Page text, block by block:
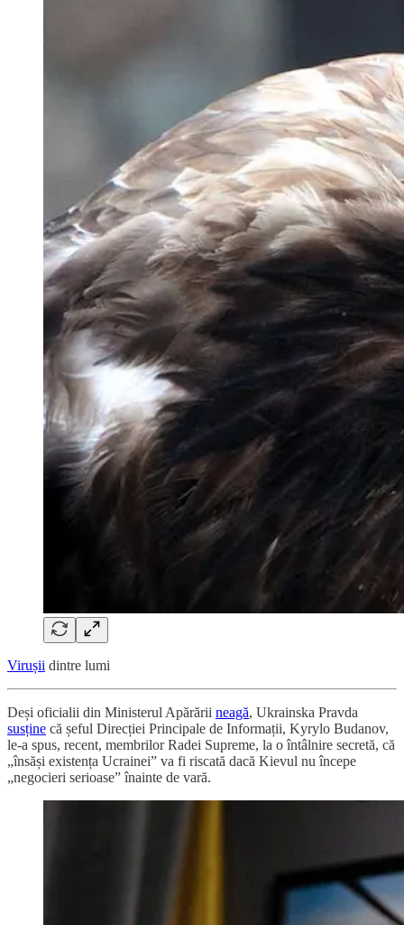
Virușii dintre lumi
Deși oficialii din Ministerul Apărării neagă, Ukrainska Pravda
susține că șeful Direcției Principale de Informații, Kyrylo Budanov,
le-a spus, recent, membrilor Radei Supreme, la o întâlnire secretă, că
„însăși existența Ucrainei” va fi riscată dacă Kievul nu începe
„negocieri serioase” înainte de vară.